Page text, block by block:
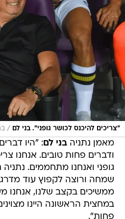
"צריכים להיכנס לכושר גופני". בני לם /
מאמן נתניהבני לם: "היו
ודברים פחות טובים. אנחנו
גופני ואנחנו מתחממים.
שמחה ורוצה לקפוץ עוד
ממשיכים בקצב שלנו, אנחנו
במחצית הראשונה היינו
פחות".